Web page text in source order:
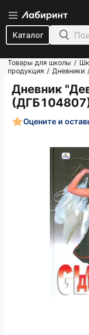
Каталог
Товары для школы /
продукция / Дневники
Дневник
Оцените и